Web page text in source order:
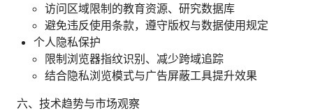
访问区域限制的教育资源、研究数据库
避免违反使用条款，遵守版权与数据使用规定
个人隐私保护
限制浏览器指纹识别、减少跨域追踪
结合隐私浏览模式与广告屏蔽工具提升效果
六、技术趋势与市场观察